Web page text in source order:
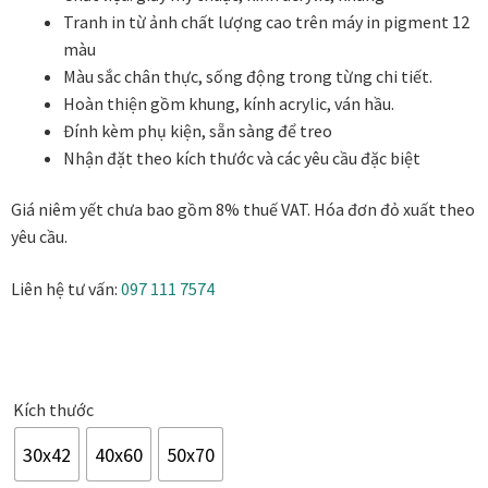
Danh Lam Collection
Điều Khoản Sử Dụng
Hoa Xuân – Tranh sơn mài hoa
Liên Diệp collection
Saigon In Monochrome
Thịnh Vượng Collection
đến
Tranh in từ ảnh chất lượng cao trên máy in pigment 12
màu
Màu sắc chân thực, sống động trong từng chi tiết.
Hoàn thiện gồm khung, kính acrylic, ván hầu.
Đính kèm phụ kiện, sẵn sàng để treo
Nhận đặt theo kích thước và các yêu cầu đặc biệt
Giá niêm yết chưa bao gồm 8% thuế VAT. Hóa đơn đỏ xuất theo
yêu cầu.
Liên hệ tư vấn: 097 111 7574
Kích thước
30x42 40x60 50x70